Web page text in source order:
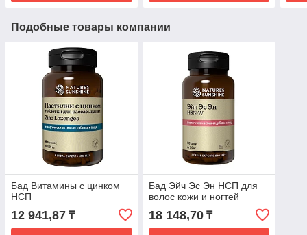
Подобные товары компании
Бад Витамины с цинком
НСП
12 941,87 ₸
Бад Эйч Эс Эн НСП для
волос кожи и ногтей
18 148,70₸